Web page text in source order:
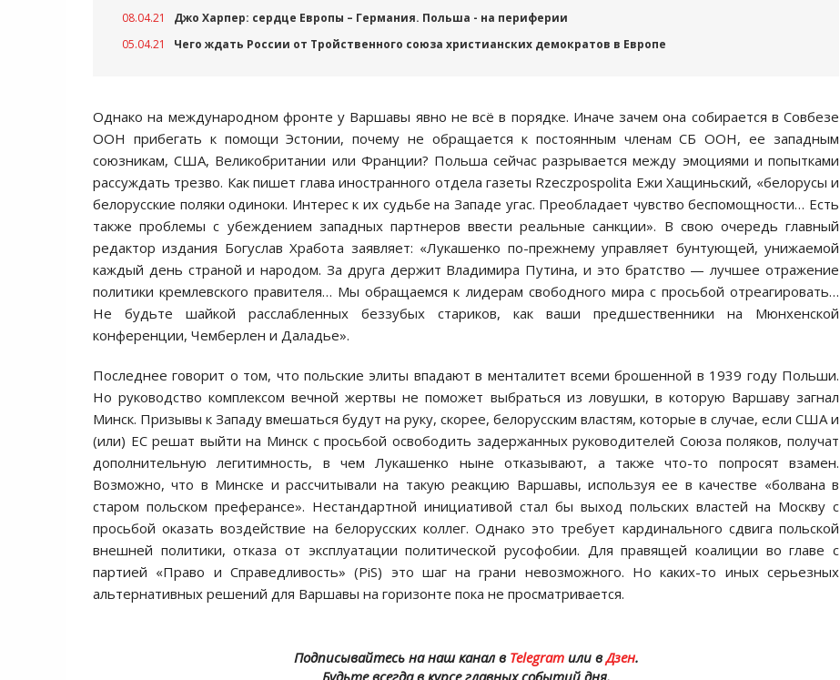
08.04.21
Джо Харпер: сердце Европы – Германия. Польша - на периферии
05.04.21
Чего ждать России от Тройственного союза христианских демократов в Европе
Однако на международном фронте у Варшавы явно не всё в порядке. Иначе зачем она собирается в Совбезе
ООН прибегать к помощи Эстонии, почему не обращается к постоянным членам СБ ООН, ее западным
союзникам, США, Великобритании или Франции? Польша сейчас разрывается между эмоциями и попытками
рассуждать трезво. Как пишет глава иностранного отдела газеты Rzeczpospolita Ежи Хащиньский, «белорусы и
белорусские поляки одиноки. Интерес к их судьбе на Западе угас. Преобладает чувство беспомощности… Есть
также проблемы с убеждением западных партнеров ввести реальные санкции». В свою очередь главный
редактор издания Богуслав Хработа заявляет: «Лукашенко по-прежнему управляет бунтующей, унижаемой
каждый день страной и народом. За друга держит Владимира Путина, и это братство — лучшее отражение
политики кремлевского правителя… Мы обращаемся к лидерам свободного мира с просьбой отреагировать…
Не будьте шайкой расслабленных беззубых стариков, как ваши предшественники на Мюнхенской
конференции, Чемберлен и Даладье».
Последнее говорит о том, что польские элиты впадают в менталитет всеми брошенной в 1939 году Польши.
Но руководство комплексом вечной жертвы не поможет выбраться из ловушки, в которую Варшаву загнал
Минск. Призывы к Западу вмешаться будут на руку, скорее, белорусским властям, которые в случае, если США и
(или) ЕС решат выйти на Минск с просьбой освободить задержанных руководителей Союза поляков, получат
дополнительную легитимность, в чем Лукашенко ныне отказывают, а также что-то попросят взамен.
Возможно, что в Минске и рассчитывали на такую реакцию Варшавы, используя ее в качестве «болвана в
старом польском преферансе». Нестандартной инициативой стал бы выход польских властей на Москву с
просьбой оказать воздействие на белорусских коллег. Однако это требует кардинального сдвига польской
внешней политики, отказа от эксплуатации политической русофобии. Для правящей коалиции во главе с
партией «Право и Справедливость» (PiS) это шаг на грани невозможного. Но каких-то иных серьезных
альтернативных решений для Варшавы на горизонте пока не просматривается.
Подписывайтесь на наш канал в Telegramили вДзен.
Будьте всегда в курсе главных событий дня.